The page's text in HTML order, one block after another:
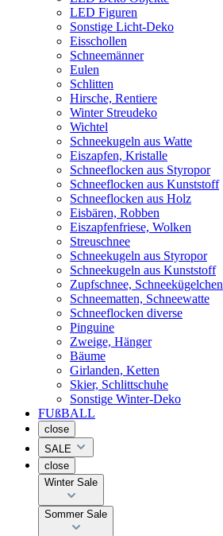
LED Figuren
Sonstige Licht-Deko
Eisschollen
Schneemänner
Eulen
Schlitten
Hirsche, Rentiere
Winter Streudeko
Wichtel
Schneekugeln aus Watte
Eiszapfen, Kristalle
Schneeflocken aus Styropor
Schneeflocken aus Kunststoff
Schneeflocken aus Holz
Eisbären, Robben
Eiszapfenfriese, Wolken
Streuschnee
Schneekugeln aus Styropor
Schneekugeln aus Kunststoff
Zupfschnee, Schneekügelchen
Schneematten, Schneewatte
Schneeflocken diverse
Pinguine
Zweige, Hänger
Bäume
Girlanden, Ketten
Skier, Schlittschuhe
Sonstige Winter-Deko
FUßBALL
close
SALE
close
Winter Sale
Sommer Sale